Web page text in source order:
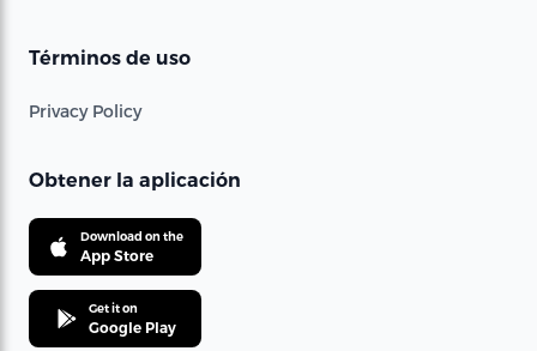
Términos de uso
Privacy Policy
Obtener la aplicación
Download on the
App Store
Get it on
Google Play